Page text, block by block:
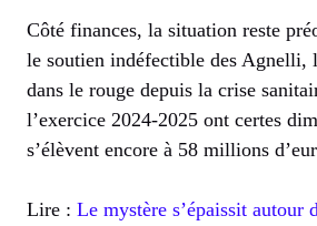
Côté finances, la situation reste
le soutien indéfectible des Agnelli,
dans le rouge depuis la crise
l’exercice 2024-2025 ont certes
s’élèvent encore à 58 millions
Lire : Le mystère s’épaissit autour